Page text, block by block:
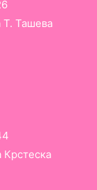
Т. Ташева
Крстеска